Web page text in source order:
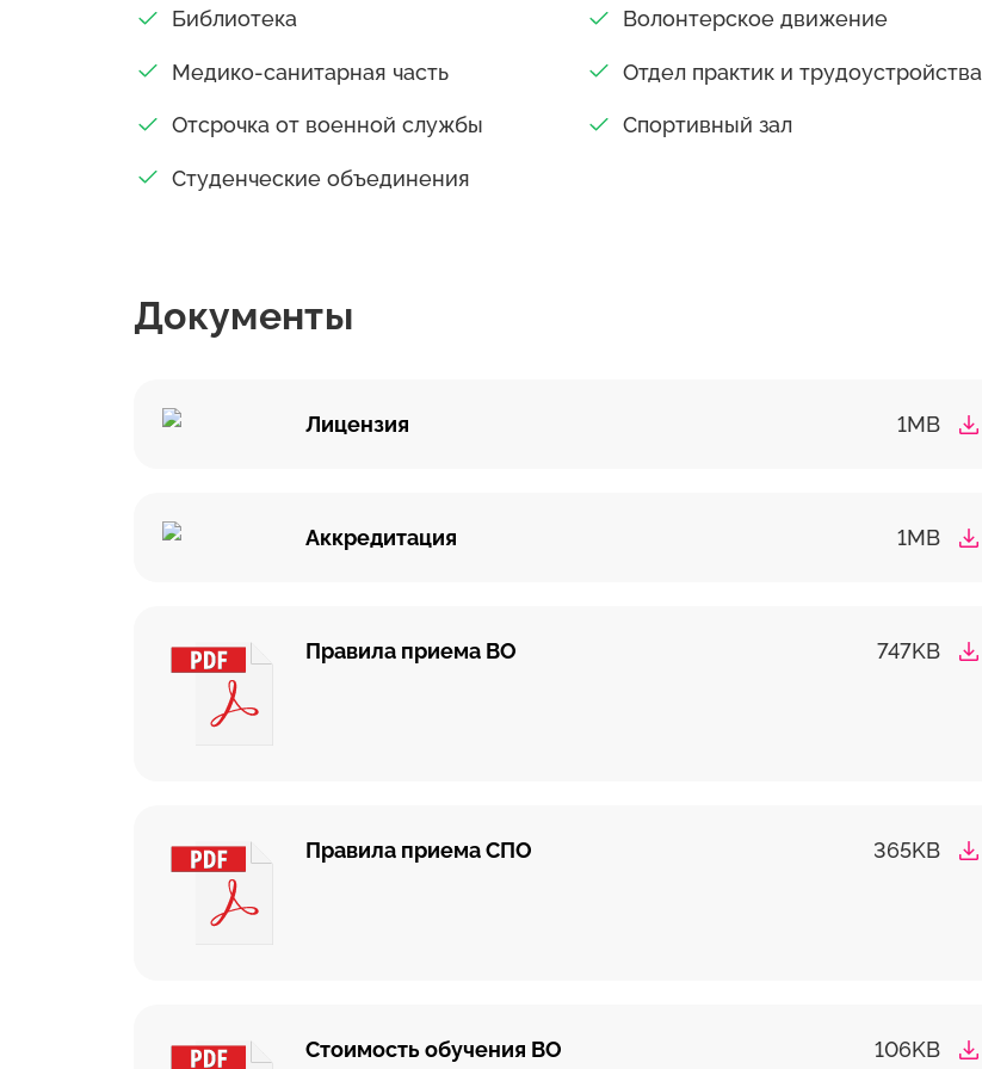
языка» и японским консульством во Владивостоке. Генеральным американским
консульством в г. Владивостоке. Университетом Санг Мёнг, республика Корея.
иностранных языков Бенцай, КНР. Сеульским женским университетом,
базой среди образовательных учреждений, как в качественном (аудитории,
Библиотека Волонтерское движение
Медико-санитарная часть Отдел практик и трудоустройства
Отсрочка от военной службы Спортивный зал
Студенческие объединения
Документы
Лицензия 1MB
Аккредитация 1MB
Правила приема ВО 747KB
Правила приема СПО 365KB
Стоимость обучения ВО 106KB